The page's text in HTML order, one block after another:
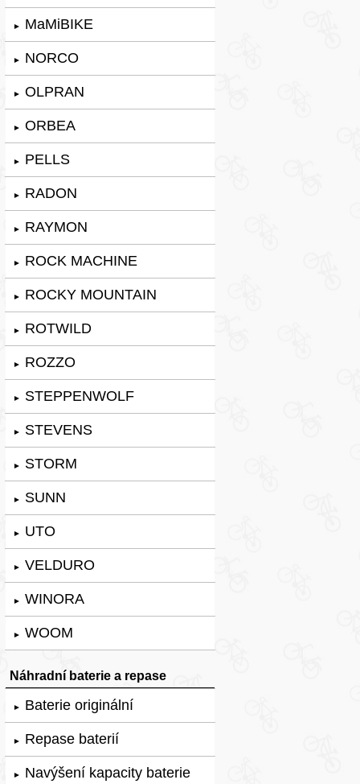
► MaMiBIKE
► NORCO
► OLPRAN
► ORBEA
► PELLS
► RADON
► RAYMON
► ROCK MACHINE
► ROCKY MOUNTAIN
► ROTWILD
► ROZZO
► STEPPENWOLF
► STEVENS
► STORM
► SUNN
► UTO
► VELDURO
► WINORA
► WOOM
Náhradní baterie a repase
► Baterie originální
► Repase baterií
► Navýšení kapacity baterie